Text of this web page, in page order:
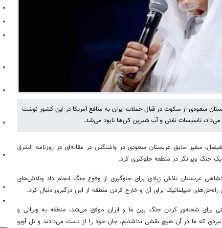
سعودی از سکوت در قبال حملات ایران به منافع آمریکا در این کشور نوشت
تاسیسات نفتی و آب شیرین کن‌ها نابود می‌شد.
سفیر سابق عربستان سعودی در واشنگتن در مقاله‌ای در روزنامه الشرق
جنگ ویرانگر در منطقه جلوگیری کرد.
عربستان تلاش‌ زیادی برای جلوگیری از وقوع جنگ انجام داد وتلاش‌های
دیپلماتیک برای آن و خارج کردن منطقه از این درگیری دنبال کرد.
برای شعله‌ور کردن جنگ بین ما و ایران موفق می‌شد، منطقه به ویرانی و
که ما در آن هیچ نقشی نداشتیم، جان خود را از دست می‌دادند و تل آویو